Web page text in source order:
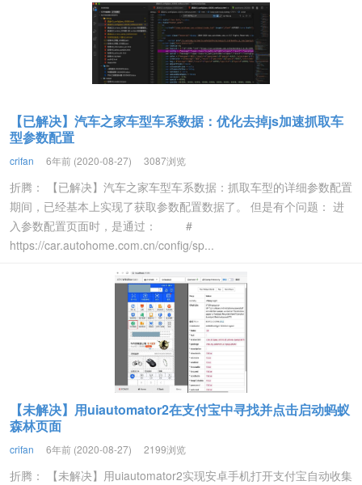
【已解决】汽车之家车型车系数据：优化去掉js加速抓取车
型参数配置
crifan 6年前 (2020-08-27) 3087浏览
折腾： 【已解决】汽车之家车型车系数据：抓取车型的详细参数配置
期间，已经基本上实现了获取参数配置数据了。 但是有个问题： 进
入参数配置页面时，是通过： #
https://car.autohome.com.cn/config/sp...
【未解决】用uiautomator2在支付宝中寻找并点击启动蚂蚁
森林页面
crifan 6年前 (2020-08-27) 2199浏览
折腾： 【未解决】用uiautomator2实现安卓手机打开支付宝自动收集